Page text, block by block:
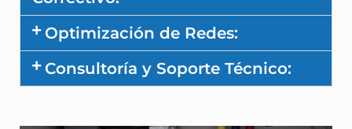
Optimización de Redes:
Consultoría y Soporte Técnico: